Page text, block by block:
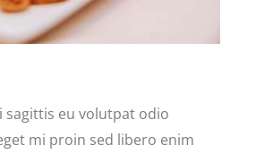
sagittis eu volutpat odio
mi proin sed libero enim